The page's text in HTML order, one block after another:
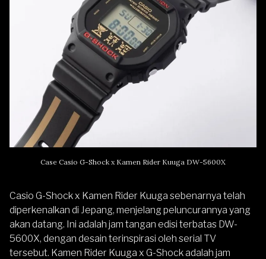
Case Casio G-Shock x Kamen Rider Kuuga DW-5600X
Casio G-Shock x Kamen Rider Kuuga sebenarnya telah
diperkenalkan di Jepang, menjelang peluncurannya yang
akan datang. Ini adalah jam tangan edisi terbatas DW-
5600X, dengan desain terinspirasi oleh serial TV
tersebut. Kamen Rider Kuuga x G-Shock adalah jam